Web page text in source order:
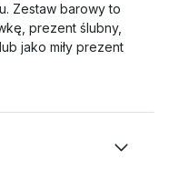
Zestaw barowy to
prezent ślubny,
jako miły prezent